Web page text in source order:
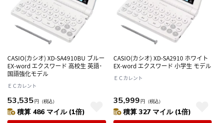
CASIO(カシオ) XD-SA4910BU ブルー
EX-word エクスワード 高校生 英語･
国語強化モデル
ＥＣカレント
53,535 円 （税込）
積算 486 マイル (1倍)
CASIO(カシオ) XD-SA2910 ホワイト
EX-word エクスワード 小学生 モデル
ＥＣカレント
35,999 円 （税込）
積算 327 マイル (1倍)